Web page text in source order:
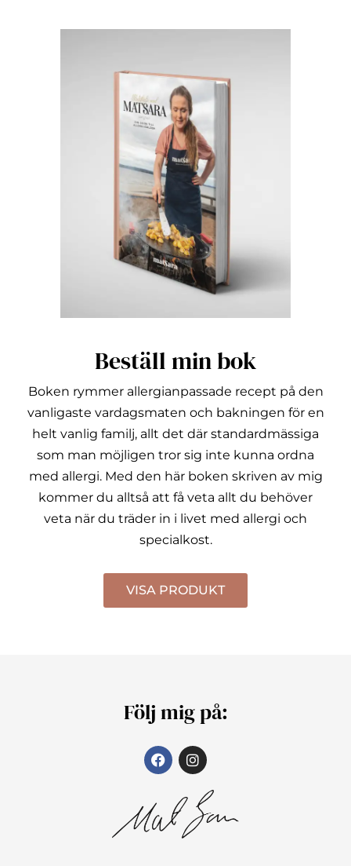
Beställ min bok
Boken rymmer allergianpassade recept på den
vanligaste vardagsmaten och bakningen för en
helt vanlig familj, allt det där standardmässiga
som man möjligen tror sig inte kunna ordna
med allergi. Med den här boken skriven av mig
kommer du alltså att få veta allt du behöver
veta när du träder in i livet med allergi och
specialkost.
VISA PRODUKT
Följ mig på: